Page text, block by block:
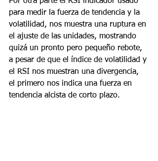
para medir la fuerza de tendencia y la
volatilidad, nos muestra una ruptura en
el ajuste de las unidades, mostrando
quizá un pronto pero pequeño rebote,
a pesar de que el índice de volatilidad y
el RSI nos muestran una divergencia,
el primero nos indica una fuerza en
tendencia alcista de corto plazo.